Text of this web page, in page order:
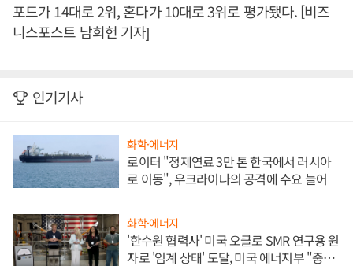
포드가 14대로 2위, 혼다가 10대로 3위로 평가됐다. [비즈
니스포스트 남희헌 기자]
인기기사
화학·에너지
로이터 "정제연료 3만 톤 한국에서 러시아
로 이동", 우크라이나의 공격에 수요 늘어
화학·에너지
'한수원 협력사' 미국 오클로 SMR 연구용 원
자로 '임계 상태' 도달, 미국 에너지부 "중요